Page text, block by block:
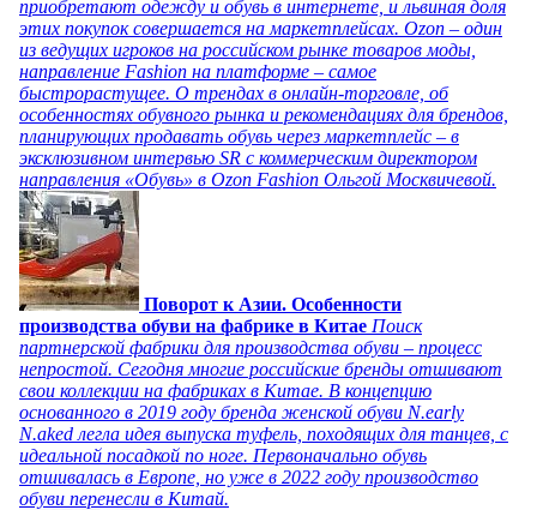
приобретают одежду и обувь в интернете, и львиная доля
этих покупок совершается на маркетплейсах. Ozon – один
из ведущих игроков на российском рынке товаров моды,
направление Fashion на платформе – самое
быстрорастущее. О трендах в онлайн-торговле, об
особенностях обувного рынка и рекомендациях для брендов,
планирующих продавать обувь через маркетплейс – в
эксклюзивном интервью SR с коммерческим директором
направления «Обувь» в Ozon Fashion Ольгой Москвичевой.
Поворот к Азии. Особенности
производства обуви на фабрике в Китае Поиск
партнерской фабрики для производства обуви – процесс
непростой. Сегодня многие российские бренды отшивают
свои коллекции на фабриках в Китае. В концепцию
основанного в 2019 году бренда женской обуви N.early
N.aked легла идея выпуска туфель, походящих для танцев, с
идеальной посадкой по ноге. Первоначально обувь
отшивалась в Европе, но уже в 2022 году производство
обуви перенесли в Китай.